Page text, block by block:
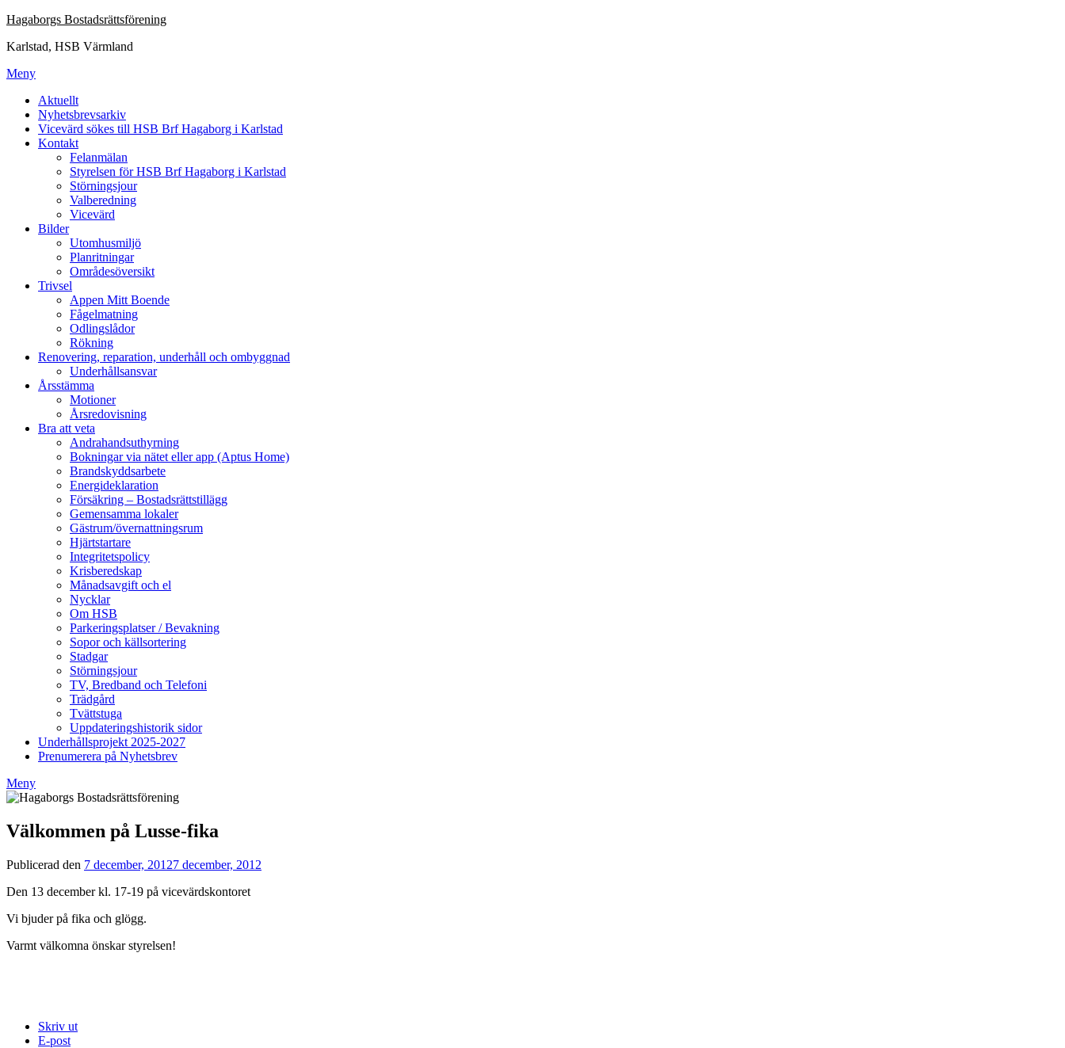
Hoppa
innehåll
Hagaborgs Bostadsrättsförening
Karlstad, HSB Värmland
Meny
Aktuellt
Nyhetsbrevsarkiv
Vicevärd sökes till HSB Brf Hagaborg i Karlstad
Kontakt
Felanmälan
Styrelsen för HSB Brf Hagaborg i Karlstad
Störningsjour
Valberedning
Vicevärd
Bilder
Utomhusmiljö
Planritningar
Områdesöversikt
Trivsel
Appen Mitt Boende
Fågelmatning
Odlingslådor
Rökning
Renovering, reparation, underhåll och ombyggnad
Underhållsansvar
Årsstämma
Motioner
Årsredovisning
Bra att veta
Andrahandsuthyrning
Bokningar via nätet eller app (Aptus Home)
Brandskyddsarbete
Energideklaration
Försäkring – Bostadsrättstillägg
Gemensamma lokaler
Gästrum/övernattningsrum
Hjärtstartare
Integritetspolicy
Krisberedskap
Månadsavgift och el
Nycklar
Om HSB
Parkeringsplatser / Bevakning
Sopor och källsortering
Stadgar
Störningsjour
TV, Bredband och Telefoni
Trädgård
Tvättstuga
Uppdateringshistorik sidor
Underhållsprojekt 2025-2027
Prenumerera på Nyhetsbrev
Meny
Välkommen på Lusse-fika
Publicerad den 7 december, 20127 december, 2012
Den 13 december kl. 17-19 på vicevärdskontoret
Vi bjuder på fika och glögg.
Varmt välkomna önskar styrelsen!
Skriv ut
E-post